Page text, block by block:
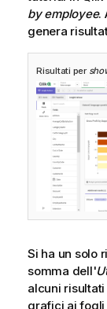
by employee.
genera
Risultati per
Si ha un solo
somma dell'
alcuni
grafici ai fogli